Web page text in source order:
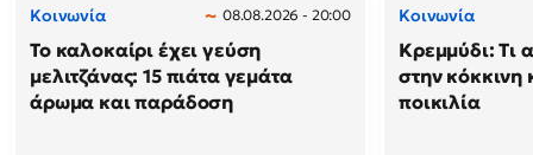
Κοινωνία 08.08.2026 - 20:00
Το καλοκαίρι έχει γεύση
μελιτζάνας: 15 πιάτα γεμάτα
άρωμα και παράδοση
Κοινωνία
Κρεμμύδι: Τι
στην κόκκινη
ποικιλία